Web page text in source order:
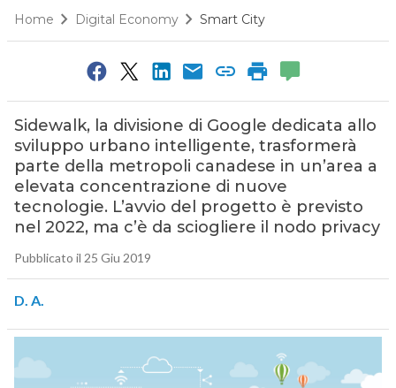
Home Digital Economy Smart City
Sidewalk, la divisione di Google dedicata allo
sviluppo urbano intelligente, trasformerà
parte della metropoli canadese in un’area a
elevata concentrazione di nuove
tecnologie. L’avvio del progetto è previsto
nel 2022, ma c’è da sciogliere il nodo privacy
Pubblicato il 25 Giu 2019
D. A.